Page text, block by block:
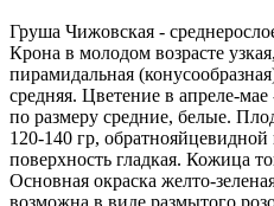
Груша Чижовская -
Крона в молодом возрасте
пирамидальная
средняя. Цветение в апреле-
по размеру средние, белые.
120-140 гр,
поверхность гладкая. Кожица
Основная окраска желто-
возможна в виде размытого